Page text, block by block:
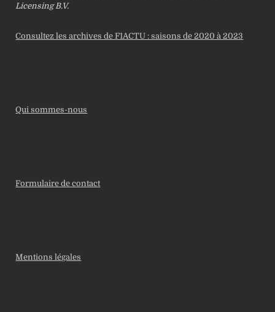
Licensing B.V.
Consultez les archives de F1ACTU : saisons de 2020 à 2023
Qui sommes-nous
Formulaire de contact
Mentions légales